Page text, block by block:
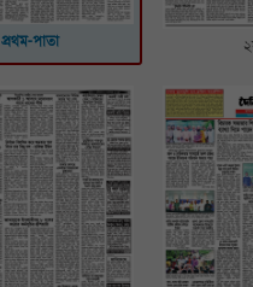
প্রথম-পাতা